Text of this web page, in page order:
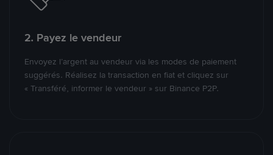
2. Payez le vendeur
Envoyez l’argent au vendeur via les modes de paiement
suggérés. Réalisez la transaction en fiat et cliquez sur
« Transféré, informer le vendeur » sur Binance P2P.